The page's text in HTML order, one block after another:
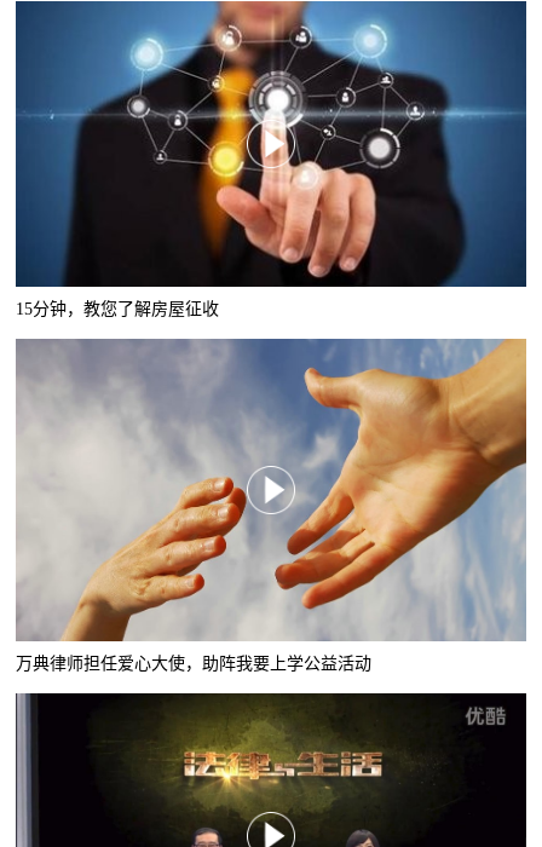
15分钟，教您了解房屋征收
万典律师担任爱心大使，助阵我要上学公益活动